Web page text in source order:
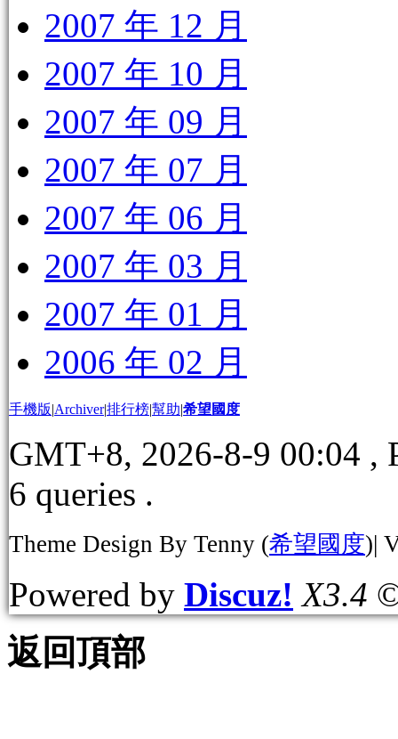
2007 年 12 月
2007 年 10 月
2007 年 09 月
2007 年 07 月
2007 年 06 月
2007 年 03 月
2007 年 01 月
2006 年 02 月
手機版|Archiver|排行榜|幫助|希望國度
GMT+8, 2026-8-9 00:04 ,
6 queries .
Theme Design By Tenny (希望國度)|
Powered by Discuz! X3.4
返回頂部